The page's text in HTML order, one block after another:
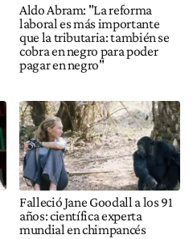
Aldo Abram: "La reforma
laboral es más importante
que la tributaria: también se
cobra en negro para poder
pagar en negro"
Falleció Jane Goodall a los 91
años: científica experta
mundial en chimpancés